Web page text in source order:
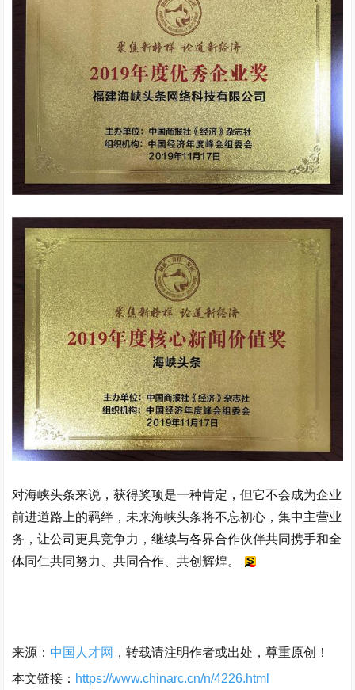
对海峡头条来说，获得奖项是一种肯定，但它不会成为企业
前进道路上的羁绊，未来海峡头条将不忘初心，集中主营业
务，让公司更具竞争力，继续与各界合作伙伴共同携手和全
体同仁共同努力、共同合作、共创辉煌。
来源： 中国人才网 ，转载请注明作者或出处，尊重原创！
本文链接： https://www.chinarc.cn/n/4226.html